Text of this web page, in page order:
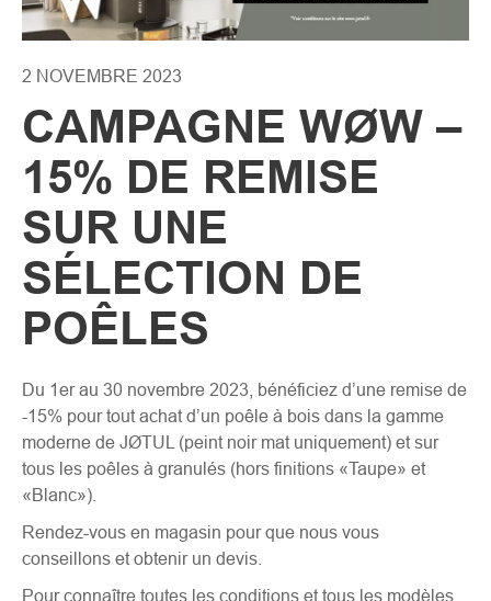
2 NOVEMBRE 2023
CAMPAGNE WØW –
15% DE REMISE
SUR UNE
SÉLECTION DE
POÊLES
Du 1er au 30 novembre 2023, bénéficiez d’une remise de
-15% pour tout achat d’un poêle à bois dans la gamme
moderne de JØTUL (peint noir mat uniquement) et sur
tous les poêles à granulés (hors finitions «Taupe» et
«Blanc»)
Rendez-vous en magasin pour que nous vous
conseillons et obtenir un devis.
Pour connaître toutes les conditions et tous les modèles